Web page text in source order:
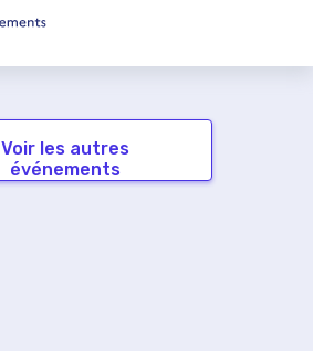
Voir les autres
événements